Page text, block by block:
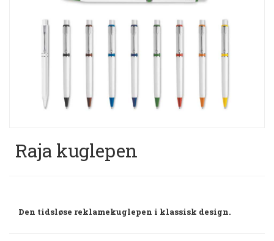
Raja kuglepen
Den tidsløse reklamekuglepen i klassisk design.